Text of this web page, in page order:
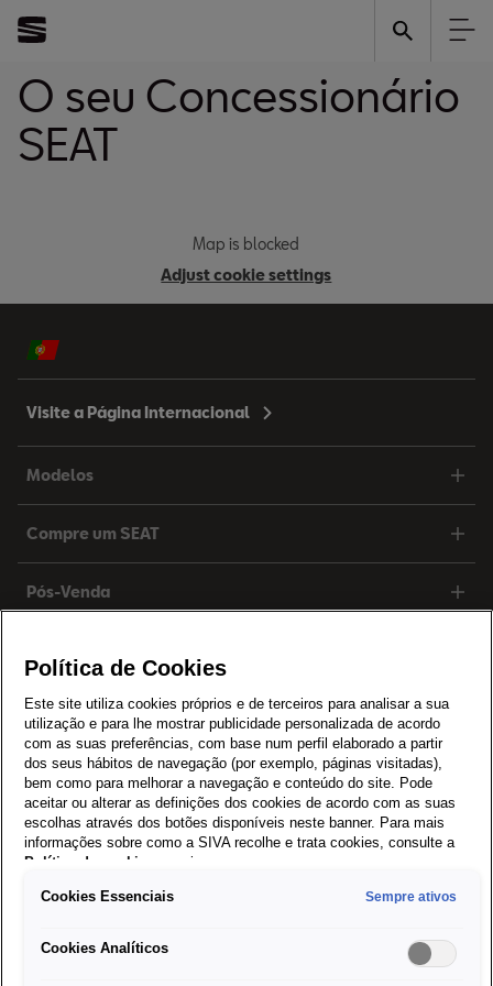
O seu Concessionário
SEAT
Map is blocked
Adjust cookie settings
Visite a Página Internacional
Modelos
Compre um SEAT
Pós-Venda
Sobre a SEAT
Cookie Settings
Política de Privacidade
Termos e condições
Política de Cookies
Este site utiliza cookies próprios e de terceiros para analisar a sua
utilização e para lhe mostrar publicidade personalizada de acordo
com as suas preferências, com base num perfil elaborado a partir
dos seus hábitos de navegação (por exemplo, páginas visitadas),
bem como para melhorar a navegação e conteúdo do site. Pode
aceitar ou alterar as definições dos cookies de acordo com as suas
escolhas através dos botões disponíveis neste banner. Para mais
informações sobre como a SIVA recolhe e trata cookies, consulte a
Política de cookies
em vigor.
Cookies Essenciais Sempre ativos
Cookies Analíticos